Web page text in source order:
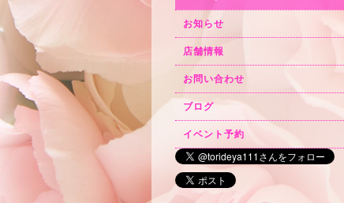
お知らせ
店舗情報
お問い合わせ
ブログ
イベント予約